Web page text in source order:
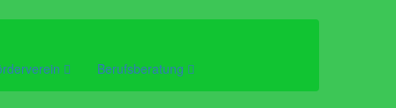
Berufsberatung